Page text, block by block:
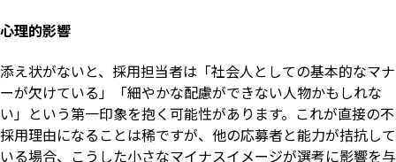
心理的影響
添え状がないと、採用担当者は「社会人としての基本的なマナ
ーが欠けている」「細やかな配慮ができない人物かもしれな
い」という第一印象を抱く可能性があります。これが直接の不
採用理由になることは稀ですが、他の応募者と能力が拮抗して
いる場合、こうした小さなマイナスイメージが選考に影響を与